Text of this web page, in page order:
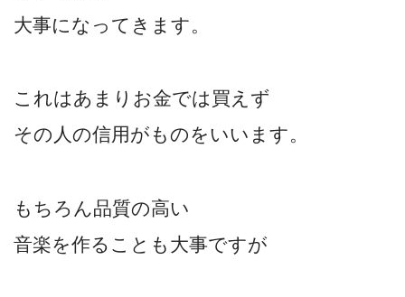
大事になってきます。
これはあまりお金では買えず
その人の信用がものをいいます。
もちろん品質の高い
音楽を作ることも大事ですが